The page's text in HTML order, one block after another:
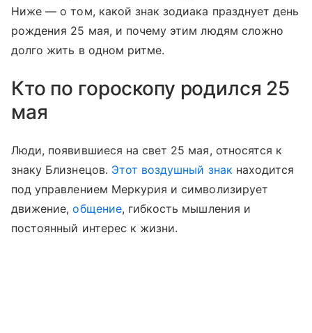
Ниже — о том, какой знак зодиака празднует день
рождения 25 мая, и почему этим людям сложно
долго жить в одном ритме.
Кто по гороскопу родился 25
мая
Люди, появившиеся на свет 25 мая, относятся к
знаку Близнецов. Этот воздушный знак находится
под управлением Меркурия и символизирует
движение,общение, гибкость мышления и
постоянный интерес к жизни.